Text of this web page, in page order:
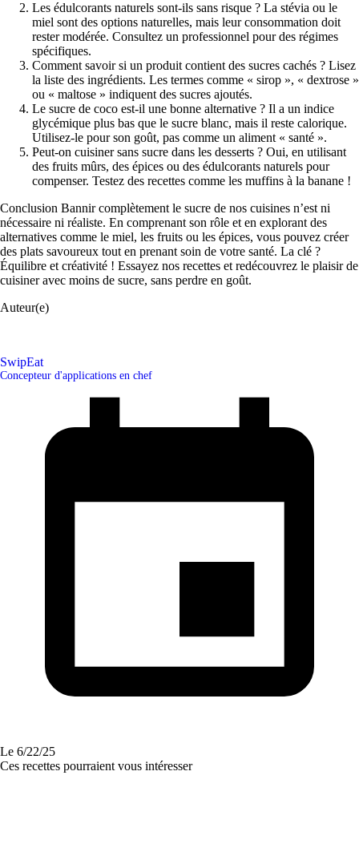
Les édulcorants naturels sont-ils sans risque ? La stévia ou le
miel sont des options naturelles, mais leur consommation doit
rester modérée. Consultez un professionnel pour des régimes
spécifiques.
Comment savoir si un produit contient des sucres cachés ? Lisez
la liste des ingrédients. Les termes comme « sirop », « dextrose »
ou « maltose » indiquent des sucres ajoutés.
Le sucre de coco est-il une bonne alternative ? Il a un indice
glycémique plus bas que le sucre blanc, mais il reste calorique.
Utilisez-le pour son goût, pas comme un aliment « santé ».
Peut-on cuisiner sans sucre dans les desserts ? Oui, en utilisant
des fruits mûrs, des épices ou des édulcorants naturels pour
compenser. Testez des recettes comme les muffins à la banane !
Conclusion Bannir complètement le sucre de nos cuisines n’est ni
nécessaire ni réaliste. En comprenant son rôle et en explorant des
alternatives comme le miel, les fruits ou les épices, vous pouvez créer
des plats savoureux tout en prenant soin de votre santé. La clé ?
Équilibre et créativité ! Essayez nos recettes et redécouvrez le plaisir de
cuisiner avec moins de sucre, sans perdre en goût.
Auteur(e)
SwipEat
Concepteur d'applications en chef
Le 6/22/25
Ces recettes pourraient vous intéresser